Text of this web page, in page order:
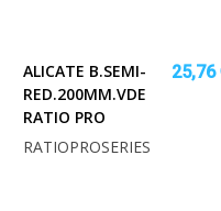
ALICATE B.SEMI-
RED.200MM.VDE
RATIO PRO
25,76
RATIOPROSERIES